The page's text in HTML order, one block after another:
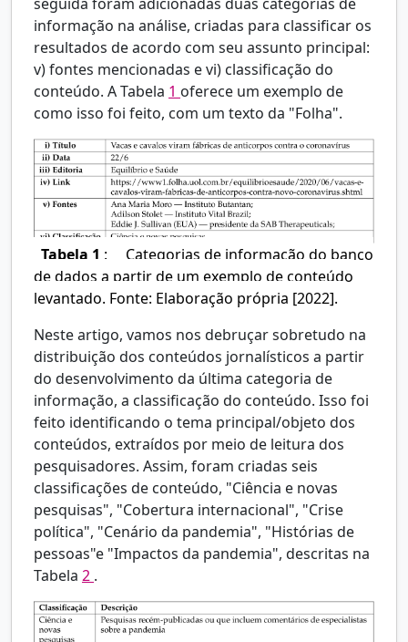
informação na análise, criadas para classificar os
resultados de acordo com seu assunto principal:
v) fontes mencionadas e vi) classificação do
conteúdo. A Tabela 1 oferece um exemplo de
como isso foi feito, com um texto da "Folha".
Tabela 1 :
Categorias de informação do banco
de dados a partir de um exemplo de conteúdo
levantado. Fonte: Elaboração própria [2022].
Neste artigo, vamos nos debruçar sobretudo na
distribuição dos conteúdos jornalísticos a partir
do desenvolvimento da última categoria de
informação, a classificação do conteúdo. Isso foi
feito identificando o tema principal/objeto dos
conteúdos, extraídos por meio de leitura dos
pesquisadores. Assim, foram criadas seis
classificações de conteúdo, "Ciência e novas
pesquisas", "Cobertura internacional", "Crise
política", "Cenário da pandemia", "Histórias de
pessoas"e "Impactos da pandemia", descritas na
Tabela 2 .